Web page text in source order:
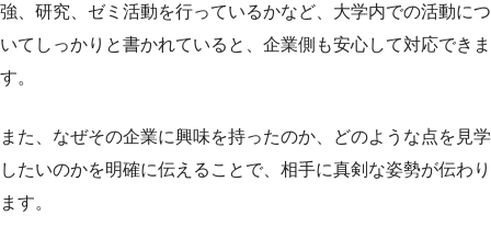
強、研究、ゼミ活動を行っているかなど、大学内での活動につ
いてしっかりと書かれていると、企業側も安心して対応できま
す。
また、なぜその企業に興味を持ったのか、どのような点を見学
したいのかを明確に伝えることで、相手に真剣な姿勢が伝わり
ます。